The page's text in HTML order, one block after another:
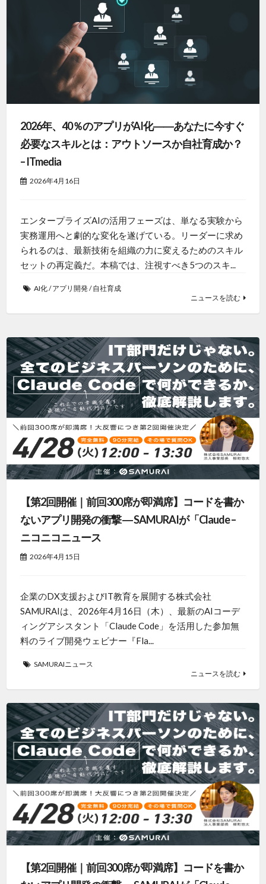
2026年、40％のアプリがAI化――あなたに今すぐ
必要なスキルとは：アウトソースか自社育成か？
– ITmedia
2026年4月16日
エンタープライズAIの活用フェーズは、単なる実験から
実務運用へと劇的な変化を遂げている。リーダーに求め
られるのは、最新技術を組織の力に変えるためのスキル
セットの再定義だ。本稿では、注視すべき5つのスキ...
AI化/アプリ開発 /自社育成
ニュースを読む
【第2回開催｜前回300席が即満席】コードを書か
ないアプリ開発の衝撃 ― SAMURAIが「Claude –
ニコニコニュース
2026年4月15日
企業のDX支援およびIT教育を展開する株式会社
SAMURAIは、2026年4月16日（木）、最新のAIコーデ
ィングアシスタント「Claude Code」を活用した参加無
料のライブ開発ウェビナー『Fla...
SAMURAIニュース
ニュースを読む
【第2回開催｜前回300席が即満席】コードを書か